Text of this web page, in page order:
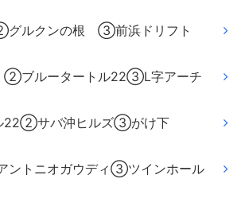
ルクンの根 ③前浜ドリフト
ブルータートル22③L字アーチ
22②サバ沖ヒルズ③がけ下
トニオガウディ③ツインホール